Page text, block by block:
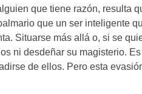
que tiene razón, resulta
que un ser inteligente
Situarse más allá o, si se
ni desdeñar su magisterio.
de ellos. Pero esta